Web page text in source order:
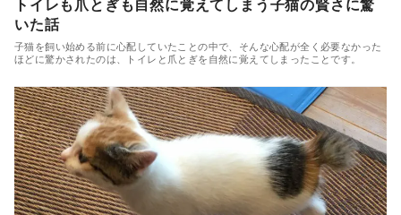
トイレも爪とぎも自然に覚えてしまう子猫の賢さに驚
いた話
子猫を飼い始める前に心配していたことの中で、そんな心配が全く必要なかった
ほどに驚かされたのは、トイレと爪とぎを自然に覚えてしまったことです。